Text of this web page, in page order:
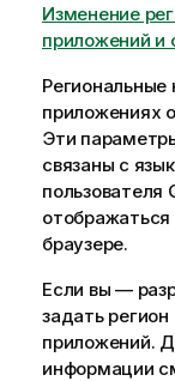
Изменение
приложений и
приложениях
Эти
связаны с
пользователя
отображаться
браузере.
Если вы —
задать
приложений.
информации